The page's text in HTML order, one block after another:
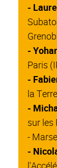
-
-
Paris
-
la
-
sur les
-
-